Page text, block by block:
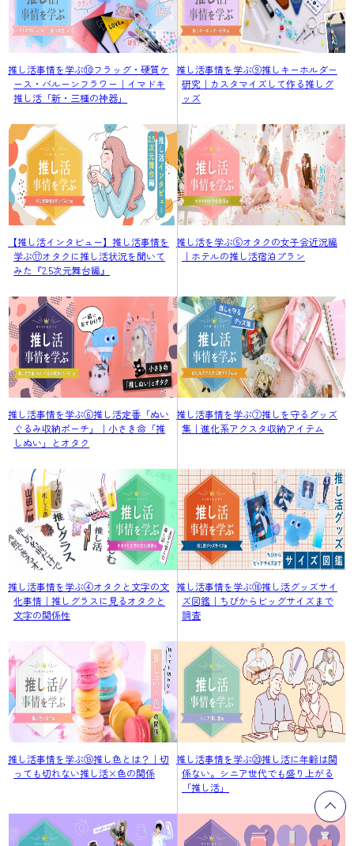
推し活事情を学ぶ⑩フラッグ・硬質ケ
ース・バルーンフラワー｜イマドキ
推し活「新・三種の神器」
推し活事情を学ぶ⑨推しキーホルダー
研究｜カスタマイズして作る推しグ
ッズ
【推し活インタビュー】推し活事情を
学ぶ⑰オタクに推し活状況を聞いて
みた『2.5次元舞台編』
推し活を学ぶ⑤オタクの女子会近況編
｜ホテルの推し活宿泊プラン
推し活事情を学ぶ⑥推し活定番「ぬい
ぐるみ収納ポーチ」｜小さき命「推
しぬい」とオタク
推し活事情を学ぶ⑦推しを守るグッズ
集｜進化系アクスタ収納アイテム
推し活事情を学ぶ④オタクと文字の文
化事情｜推しグラスに見るオタクと
文字の関係性
推し活事情を学ぶ⑱推し活グッズサイ
ズ図鑑｜ちびからビッグサイズまで
調査
推し活事情を学ぶ⑲推し色とは？｜切
っても切れない推し活×色の関係
推し活事情を学ぶ⑳推し活に年齢は関
係ない。シニア世代でも盛り上がる
「推し活」